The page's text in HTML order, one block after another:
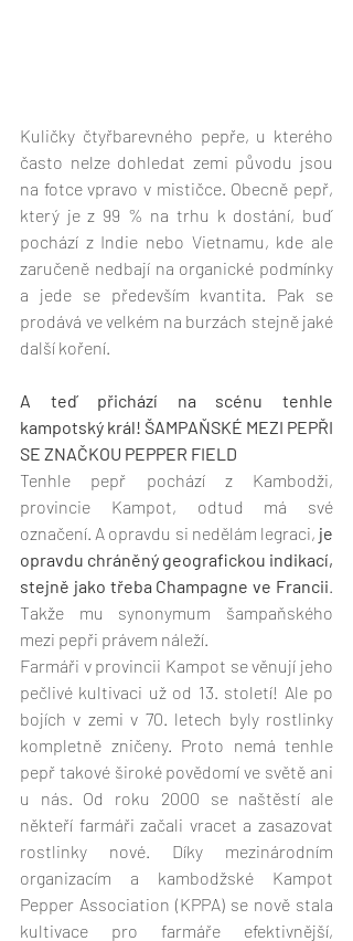
Kuličky čtyřbarevného pepře, u kterého
často nelze dohledat zemi původu jsou
na fotce vpravo v mističce. Obecně pepř,
který je z 99 % na trhu k dostání, buď
pochází z Indie nebo Vietnamu, kde ale
zaručeně nedbají na organické podmínky
a jede se především kvantita. Pak se
prodává ve velkém na burzách stejně jaké
další koření.
A teď přichází na scénu tenhle
kampotský král! ŠAMPAŇSKÉ MEZI PEPŘI
SE ZNAČKOU PEPPER FIELD
Tenhle pepř pochází z Kambodži,
provincie Kampot, odtud má své
označení. A opravdu si nedělám legraci, je
opravdu chráněný geografickou indikací,
stejně jako třeba Champagne ve Francii.
Takže mu synonymum šampaňského
mezi pepři právem náleží.
Farmáři v provincii Kampot se věnují jeho
pečlivé kultivaci už od 13. století! Ale po
bojích v zemi v 70. letech byly rostlinky
kompletně zničeny. Proto nemá tenhle
pepř takové široké povědomí ve světě ani
u nás. Od roku 2000 se naštěstí ale
někteří farmáři začali vracet a zasazovat
rostlinky nové. Díky mezinárodním
organizacím a kambodžské Kampot
Pepper Association (KPPA) se nově stala
kultivace pro farmáře efektivnější,